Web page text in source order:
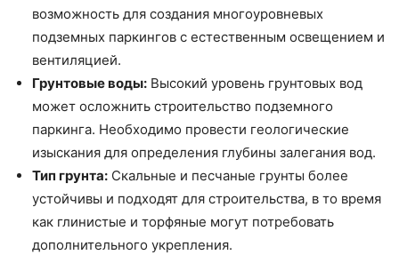
возможность для создания многоуровневых
подземных паркингов с естественным освещением и
вентиляцией.
Грунтовые воды: Высокий уровень грунтовых вод
может осложнить строительство подземного
паркинга. Необходимо провести геологические
изыскания для определения глубины залегания вод.
Тип грунта: Скальные и песчаные грунты более
устойчивы и подходят для строительства, в то время
как глинистые и торфяные могут потребовать
дополнительного укрепления.